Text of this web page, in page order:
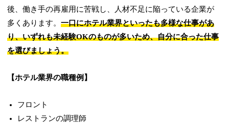
後、働き手の再雇用に苦戦し、人材不足に陥っている企業が
多くあります。一口にホテル業界といったも多様な仕事があ
り、いずれも未経験OKのものが多いため、自分に合った仕事
を選びましょう。
【ホテル業界の職種例】
フロント
レストランの調理師